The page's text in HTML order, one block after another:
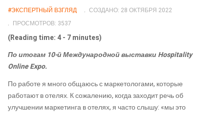
#ЭКСПЕРТНЫЙ ВЗГЛЯД
СОЗДАНО: 28 ОКТЯБРЯ 2022
ПРОСМОТРОВ: 3537
(Reading time: 4 - 7 minutes)
По итогам 10-й Международной выставки Hospitality
Online Expo.
По работе я много общаюсь с маркетологами, которые
работают в отелях. К сожалению, когда заходит речь об
улучшении маркетинга в отелях, я часто слышу: «мы это